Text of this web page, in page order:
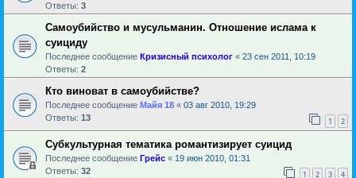
Ответы: 3
Самоубийство и мусульманин. Отношение ислама к
суициду
Последнее сообщение Кризисный психолог « 23 сен 2011, 10:19
Ответы: 2
Кто виноват в самоубийстве?
Последнее сообщение Майя 18 « 03 авг 2010, 19:29
Ответы: 13 1 2
Субкультурная тематика романтизирует суицид
Последнее сообщение Грейс « 19 июн 2010, 01:31
Ответы: 32 1 2 3 4